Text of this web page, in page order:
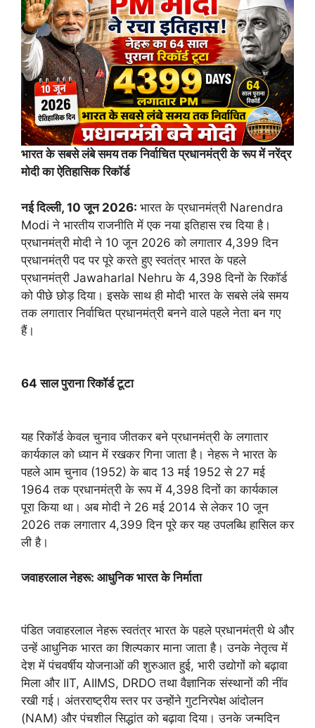
भारत के सबसे लंबे समय तक निर्वाचित प्रधानमंत्री के रूप में नरेंद्र
मोदी का ऐतिहासिक रिकॉर्ड
नई दिल्ली, 10 जून 2026: भारत के प्रधानमंत्री Narendra
Modi ने भारतीय राजनीति में एक नया इतिहास रच दिया है।
प्रधानमंत्री मोदी ने 10 जून 2026 को लगातार 4,399 दिन
प्रधानमंत्री पद पर पूरे करते हुए स्वतंत्र भारत के पहले
प्रधानमंत्री Jawaharlal Nehru के 4,398 दिनों के रिकॉर्ड
को पीछे छोड़ दिया। इसके साथ ही मोदी भारत के सबसे लंबे समय
तक लगातार निर्वाचित प्रधानमंत्री बनने वाले पहले नेता बन गए
हैं।
64 साल पुराना रिकॉर्ड टूटा
यह रिकॉर्ड केवल चुनाव जीतकर बने प्रधानमंत्री के लगातार
कार्यकाल को ध्यान में रखकर गिना जाता है। नेहरू ने भारत के
पहले आम चुनाव (1952) के बाद 13 मई 1952 से 27 मई
1964 तक प्रधानमंत्री के रूप में 4,398 दिनों का कार्यकाल
पूरा किया था। अब मोदी ने 26 मई 2014 से लेकर 10 जून
2026 तक लगातार 4,399 दिन पूरे कर यह उपलब्धि हासिल कर
ली है।
जवाहरलाल नेहरू: आधुनिक भारत के निर्माता
पंडित जवाहरलाल नेहरू स्वतंत्र भारत के पहले प्रधानमंत्री थे और
उन्हें आधुनिक भारत का शिल्पकार माना जाता है। उनके नेतृत्व में
देश में पंचवर्षीय योजनाओं की शुरुआत हुई, भारी उद्योगों को बढ़ावा
मिला और IIT, AIIMS, DRDO तथा वैज्ञानिक संस्थानों की नींव
रखी गई। अंतरराष्ट्रीय स्तर पर उन्होंने गुटनिरपेक्ष आंदोलन
(NAM) और पंचशील सिद्धांत को बढ़ावा दिया। उनके जन्मदिन